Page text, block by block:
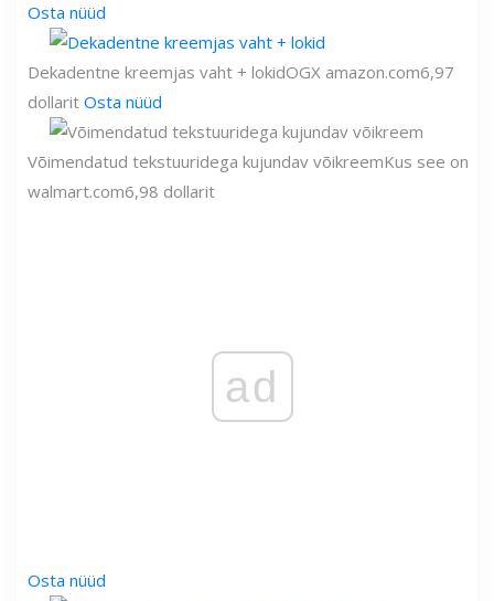
Osta nüüd
Dekadentne kreemjas vaht + lokidOGX amazon.com6,97
dollarit Osta nüüd
Võimendatud tekstuuridega kujundav võikreemKus see on
walmart.com6,98 dollarit
ad
Osta nüüd